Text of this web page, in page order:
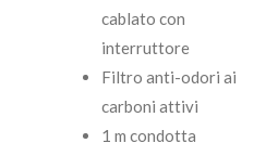
cablato con
interruttore
Filtro anti-odori ai
carboni attivi
1 m condotta